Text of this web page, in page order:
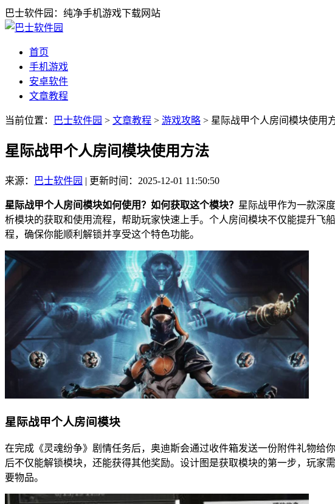
巴士软件园：纯净手机游戏下载网站
首页
手机游戏
安卓软件
文章教程
当前位置： 巴士软件园 > 文章教程 > 游戏攻略 > 星际战甲个人房间模块使用
星际战甲个人房间模块使用方法
来源： 巴士软件园 | 更新时间：2025-12-01 11:50:50
星际战甲个人房间模块如何使用？如何获取这个模块？ 星际战甲作为一款深
析模块的获取和使用流程，帮助玩家快速上手。个人房间模块不仅能提升
程，确保你能顺利解锁并享受这个特色功能。
星际战甲个人房间模块
在完成《灵魂纷争》剧情任务后，奥迪斯会通过收件箱发送一份附件礼物
后不仅能解锁模块，还能获得其他奖励。设计图是获取模块的第一步，玩
要物品。